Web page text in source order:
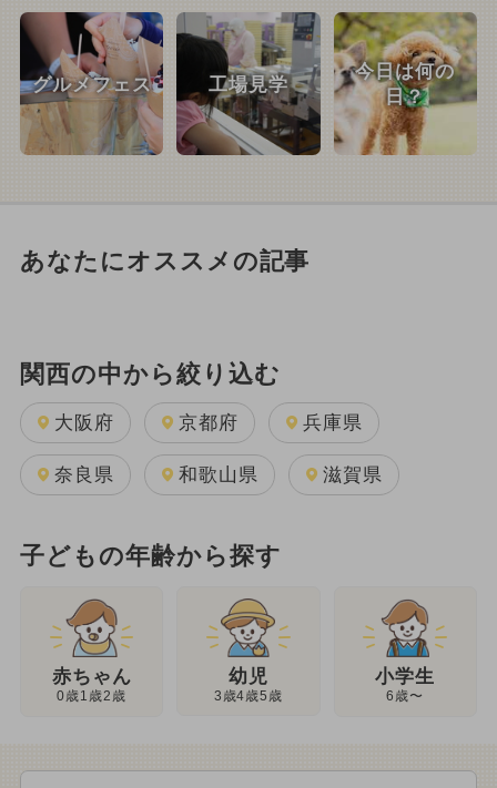
グルメフェス 工場見学
今日は何の
日？
あなたにオススメの記事
関西の中から絞り込む
大阪府 京都府 兵庫県
奈良県 和歌山県 滋賀県
子どもの年齢から探す
赤ちゃん
0歳1歳2歳
幼児
3歳4歳5歳
小学生
6歳〜